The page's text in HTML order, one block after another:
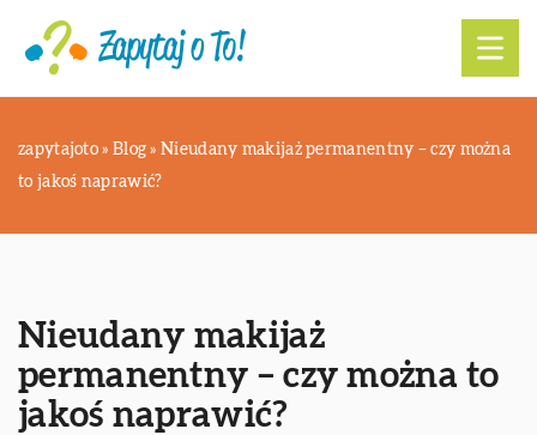
zapytajoto » Blog »Nieudany makijaż permanentny – czy można
to jakoś naprawić?
Nieudany makijaż
permanentny – czy można to
jakoś naprawić?